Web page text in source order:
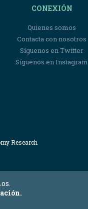
CONEXIÓN
Quienes somos
Contacta con nosotros
Síguenos en Twitter
Síguenos en Instagram
Research